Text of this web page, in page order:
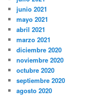
junio 2021
mayo 2021
abril 2021
marzo 2021
diciembre 2020
noviembre 2020
octubre 2020
septiembre 2020
agosto 2020